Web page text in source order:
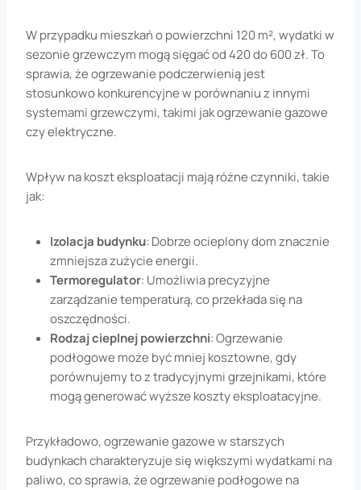
W przypadku mieszkań o powierzchni 120 m², wydatki w
sezonie grzewczym mogą sięgać od 420 do 600 zł. To
sprawia, że ogrzewanie podczerwienią jest
stosunkowo konkurencyjne w porównaniu z innymi
systemami grzewczymi, takimi jak ogrzewanie gazowe
czy elektryczne.
Wpływ na koszt eksploatacji mają różne czynniki, takie
jak:
Izolacja budynku: Dobrze ocieplony dom znacznie
zmniejsza zużycie energii.
Termoregulator: Umożliwia precyzyjne
zarządzanie temperaturą, co przekłada się na
oszczędności.
Rodzaj cieplnej powierzchni: Ogrzewanie
podłogowe może być mniej kosztowne, gdy
porównujemy to z tradycyjnymi grzejnikami, które
mogą generować wyższe koszty eksploatacyjne.
Przykładowo, ogrzewanie gazowe w starszych
budynkach charakteryzuje się większymi wydatkami na
paliwo, co sprawia, że ogrzewanie podłogowe na